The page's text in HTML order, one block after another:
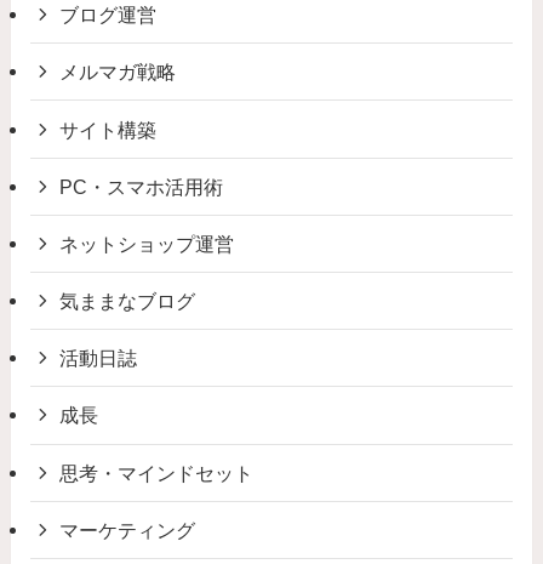
ブログ運営
メルマガ戦略
サイト構築
PC・スマホ活用術
ネットショップ運営
気ままなブログ
活動日誌
成長
思考・マインドセット
マーケティング